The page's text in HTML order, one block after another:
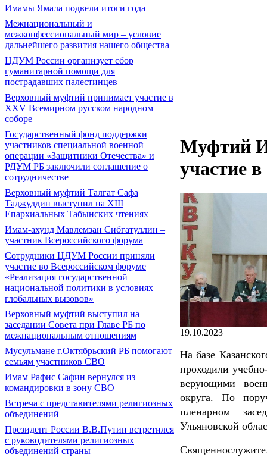
Имамы Ямала подвели итоги года
Межнациональный и
межконфессиональный мир – условие
дальнейшего развития нашего общества
ЦДУМ России организует сбор
гуманитарной помощи для
пострадавших палестинцев
Верховный муфтий принимает участие в
XXV Всемирном русском народном
соборе
Государственный фонд поддержки
участников специальной военной
операции «Защитники Отечества» и
РДУМ РБ заключили соглашение о
сотрудничестве
Верховный муфтий Талгат Сафа
Таджуддин выступил на ХIII
Епархиальных Табынских чтениях
Имам-ахунд Мавлемзан Сибгатуллин –
участник Всероссийского форума
Сотрудники ЦДУМ России приняли
участие во Всероссийском форуме
«Реализация государственной
национальной политики в условиях
глобальных вызовов»
Верховный муфтий выступил на
заседании Совета при Главе РБ по
межнациональным отношениям
Мусульмане г.Октябрьский РБ помогают
семьям участников СВО
Имам Рафис Сафин вернулся из
командировки в зону СВО
Встреча с представителями религиозных
объединений
Президент России В.В.Путин встретился
с руководителями религиозных
объединений страны
Муфтий
участие
19.10.2023
На базе
проходили
верующими
округа. По
пленарном
Ульяновской